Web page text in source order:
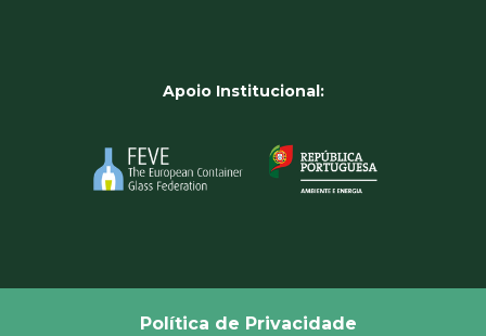
Apoio Institucional:
Política de Privacidade